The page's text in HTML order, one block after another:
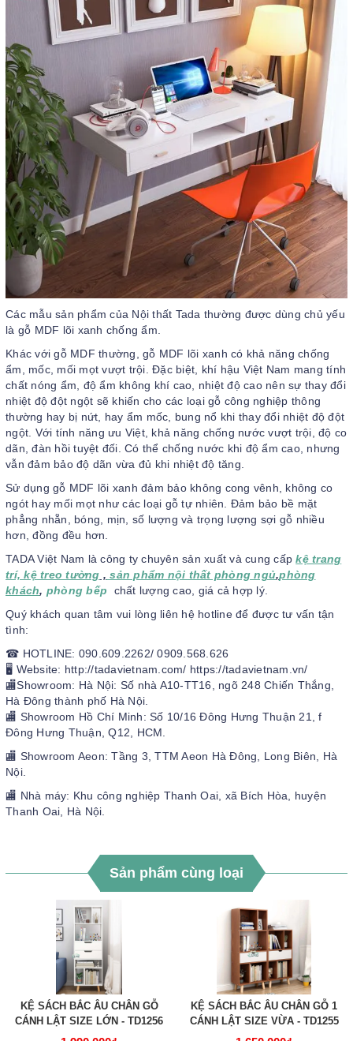
Các mẫu sản phẩm của Nội thất Tada thường được dùng chủ yếu
là gỗ MDF lõi xanh chống ẩm.
Khác với gỗ MDF thường, gỗ MDF lõi xanh có khả năng chống
ẩm, mốc, mối mọt vượt trội. Đặc biệt, khí hậu Việt Nam mang tính
chất nóng ẩm, độ ẩm không khí cao, nhiệt độ cao nên sự thay đổi
nhiệt độ đột ngột sẽ khiến cho các loại gỗ công nghiệp thông
thường hay bị nứt, hay ẩm mốc, bung nổ khi thay đổi nhiệt độ đột
ngột. Với tính năng ưu Việt, khả năng chống nước vượt trội, độ co
dãn, đàn hồi tuyệt đối. Có thể chống nước khi độ ẩm cao, nhưng
vẫn đảm bảo độ dãn vừa đủ khi nhiệt độ tăng.
Sử dụng gỗ MDF lõi xanh đảm bảo không cong vênh, không co
ngót hay mối mọt như các loại gỗ tự nhiên. Đảm bảo bề mặt
phẳng nhẵn, bóng, mịn, số lượng và trọng lượng sợi gỗ nhiều
hơn, đồng đều hơn.
TADA Việt Nam là công ty chuyên sản xuất và cung cấp kệ trang
trí, kệ treo tường , sản phẩm nội thất phòng ngủ,phòng
khách, phòng bếp
chất lượng cao, giá cả hợp lý.
Quý khách quan tâm vui lòng liên hệ hotline để được tư vấn tận
tình:
☎ HOTLINE: 090.609.2262/ 0909.568.626
🖥 Website: http://tadavietnam.com/ https://tadavietnam.vn/
🏬Showroom: Hà Nội: Số nhà A10-TT16, ngõ 248 Chiến Thắng,
Hà Đông thành phố Hà Nội.
🏬 Showroom Hồ Chí Minh: Số 10/16 Đông Hưng Thuận 21, f
Đông Hưng Thuận, Q12, HCM.
🏬 Showroom Aeon: Tầng 3, TTM Aeon Hà Đông, Long Biên, Hà
Nội.
🏬 Nhà máy: Khu công nghiệp Thanh Oai, xã Bích Hòa, huyện
Thanh Oai, Hà Nội.
Sản phẩm cùng loại
KỆ SÁCH BẮC ÂU CHÂN GỖ
CÁNH LẬT SIZE LỚN - TD1256
KỆ SÁCH BẮC ÂU CHÂN GỖ 1
CÁNH LẬT SIZE VỪA - TD1255